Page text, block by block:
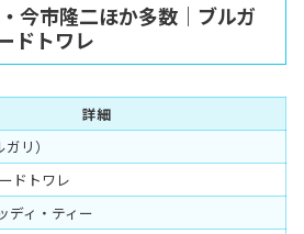
今市隆二ほか多数｜ブルガ
ドトワレ
詳細
リ）
ドトワレ
ディ・ティー